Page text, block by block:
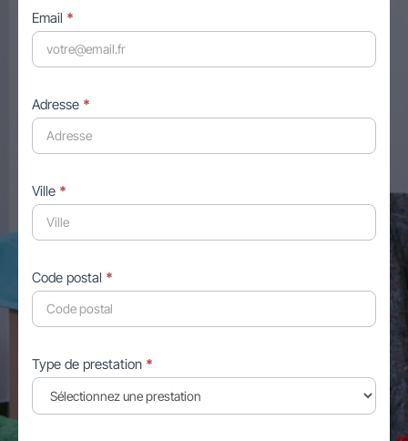
Email *
Adresse *
Ville *
Code postal *
Type de prestation *